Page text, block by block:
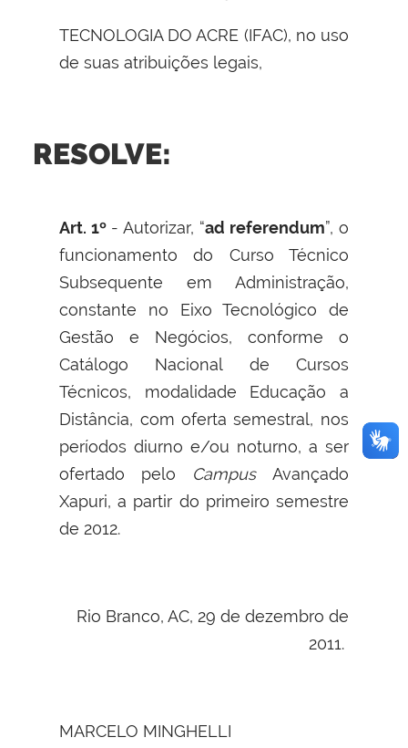
TECNOLOGIA DO ACRE (IFAC), no uso
de suas atribuições legais,
RESOLVE:
Art. 1º - Autorizar, “ad referendum”, o
funcionamento do Curso Técnico
Subsequente em Administração,
constante no Eixo Tecnológico de
Gestão e Negócios, conforme o
Catálogo Nacional de Cursos
Técnicos, modalidade Educação a
Distância, com oferta semestral, nos
períodos diurno e/ou noturno, a ser
ofertado pelo
Campus Avançado
Xapuri, a partir do primeiro semestre
de 2012.
Rio Branco, AC, 29 de dezembro de
2011.
MARCELO MINGHELLI